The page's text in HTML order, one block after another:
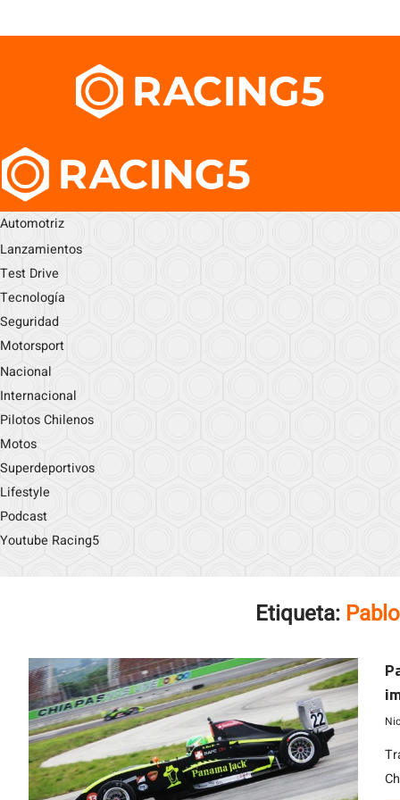
Automotriz
Lanzamientos
Test Drive
Tecnología
Seguridad
Motorsport
Nacional
Internacional
Pilotos Chilenos
Motos
Superdeportivos
Lifestyle
Podcast
Youtube Racing5
Etiqueta: